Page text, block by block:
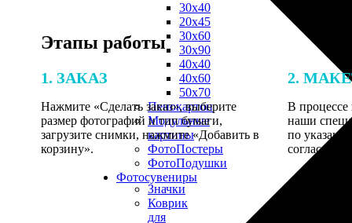
30х40
20х45
30х60
30х90
40х40
40х60
50х70
Пенокартон
Модульные
картины
ФотоПостеры
ФотоПодушки
Фотоcувениры
Значки
Коврик
для
Этапы работы
1. ЗАКАЗ
Нажмите «Сделать заказ», выберите
размер фотографий и тип бумаги,
загрузите снимки, нажмите «Добавить в
корзину».
2.
В процессе
наши
по